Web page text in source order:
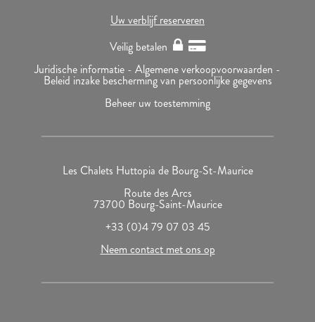
Uw verblijf reserveren
Veilig betalen
Juridische informatie - Algemene verkoopvoorwaarden -
Beleid inzake bescherming van persoonlijke gegevens
Beheer uw toestemming
Les Chalets Huttopia de Bourg-St-Maurice
Route des Arcs
73700 Bourg-Saint-Maurice
+33 (0)4 79 07 03 45
Neem contact met ons op